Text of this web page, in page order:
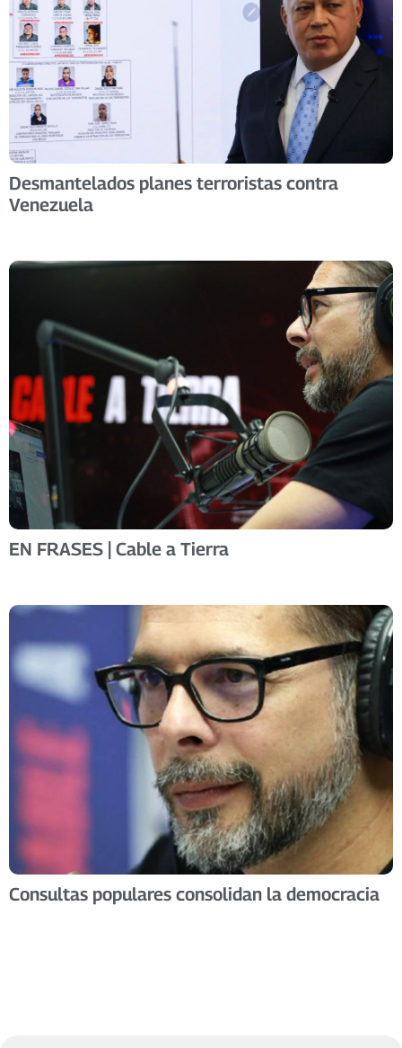
Desmantelados planes terroristas contra
Venezuela
EN FRASES | Cable a Tierra
Consultas populares consolidan la democracia